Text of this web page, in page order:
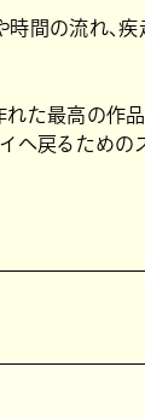
間の流れ、疾
た最高の作品
へ戻るための